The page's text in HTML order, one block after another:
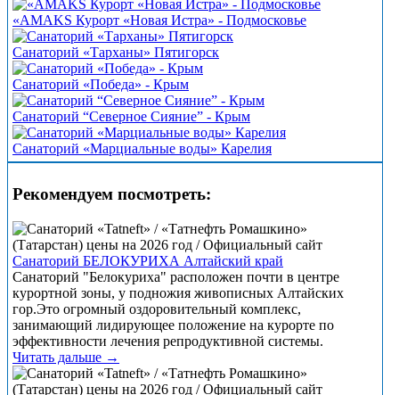
«АMAKS Курорт «Новая Истра» - Подмосковье
Санаторий «Тарханы» Пятигорск
Санаторий «Победа» - Крым
Санаторий “Северное Сияние” - Крым
Санаторий «Марциальные воды» Карелия
Рекомендуем посмотреть:
Санаторий БЕЛОКУРИХА Алтайский край
Санаторий "Белокуриха" расположен почти в центре
курортной зоны, у подножия живописных Алтайских
гор.Это огромный оздоровительный комплекс,
занимающий лидирующее положение на курорте по
эффективности лечения репродуктивной системы.
Читать дальше →